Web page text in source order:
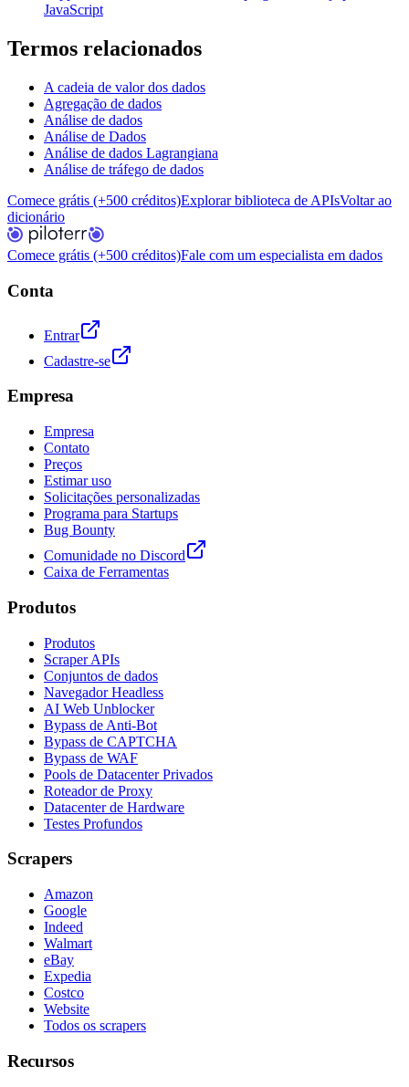
JavaScript
Termos relacionados
A cadeia de valor dos dados
Agregação de dados
Análise de dados
Análise de Dados
Análise de dados Lagrangiana
Análise de tráfego de dados
Comece grátis (+500 créditos)Explorar biblioteca de APIsVoltar ao
dicionário
Comece grátis (+500 créditos)Fale com um especialista em dados
Conta
Entrar
Cadastre-se
Empresa
Empresa
Contato
Preços
Estimar uso
Solicitações personalizadas
Programa para Startups
Bug Bounty
Comunidade no Discord
Caixa de Ferramentas
Produtos
Produtos
Scraper APIs
Conjuntos de dados
Navegador Headless
AI Web Unblocker
Bypass de Anti-Bot
Bypass de CAPTCHA
Bypass de WAF
Pools de Datacenter Privados
Roteador de Proxy
Datacenter de Hardware
Testes Profundos
Scrapers
Amazon
Google
Indeed
Walmart
eBay
Expedia
Costco
Website
Todos os scrapers
Recursos